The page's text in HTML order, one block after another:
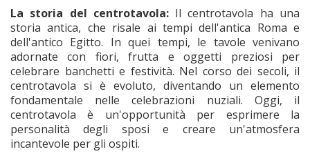
La storia del centrotavola:Il centrotavola ha una
storia antica, che risale ai tempi dell'antica Roma e
dell'antico Egitto. In quei tempi, le tavole venivano
adornate con fiori, frutta e oggetti preziosi per
celebrare banchetti e festività. Nel corso dei secoli, il
centrotavola si è evoluto, diventando un elemento
fondamentale nelle celebrazioni nuziali. Oggi, il
centrotavola è un'opportunità per esprimere la
personalità degli sposi e creare un'atmosfera
incantevole per gli ospiti.